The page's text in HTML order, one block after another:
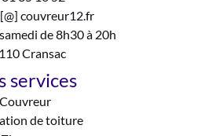
couvreur12.fr
de 8h30 à 20h
Cransac
services
Couvreur
de toiture